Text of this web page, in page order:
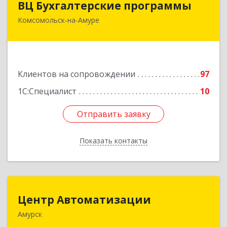
ВЦ Бухгалтерские программы
Комсомольск-на-Амуре
Клиентов на сопровождении
97
1С:Специалист
10
Отправить заявку
Показать контакты
681000, Хабаровский край, Комсомольск-на-
Отправить заявку
Назад
Центр Автоматизации
Амурск
682640, Хабаровский край, Амурск г, Мира пр-